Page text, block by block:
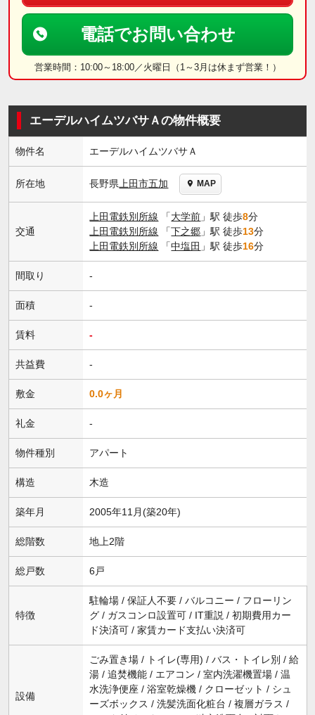
電話でお問い合わせ
営業時間：10:00～18:00／火曜日（1～3月は休まず営業！）
エーデルハイムツバサＡの物件概要
物件名 エーデルハイムツバサＡ
所在地 長野県 上田市五加 MAP
交通
上田電鉄別所線 「大学前 」駅 徒歩8分
上田電鉄別所線 「下之郷 」駅 徒歩13分
上田電鉄別所線 「中塩田 」駅 徒歩16分
間取り -
面積 -
賃料 -
共益費 -
敷金 0.0ヶ月
礼金 -
物件種別 アパート
構造 木造
築年月 2005年11月(築20年)
総階数 地上2階
総戸数 6戸
特徴
駐輪場 / 保証人不要 / バルコニー / フローリン
グ / ガスコンロ設置可 / IT重説 / 初期費用カー
ド決済可 / 家賃カード支払い決済可
設備
ごみ置き場 / トイレ(専用) / バス・トイレ別 / 給
湯 / 追焚機能 / エアコン / 室内洗濯機置場 / 温
水洗浄便座 / 浴室乾燥機 / クローゼット / シュ
ーズボックス / 洗髪洗面化粧台 / 複層ガラス /